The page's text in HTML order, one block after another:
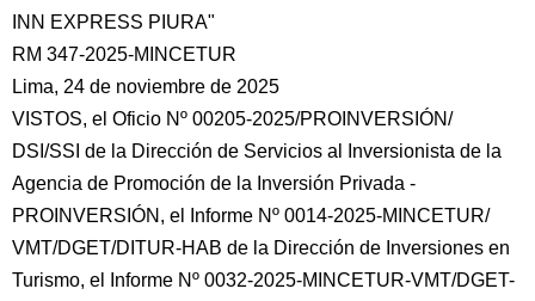
INN EXPRESS PIURA"
RM 347-2025-MINCETUR
Lima, 24 de noviembre de 2025
VISTOS, el Oficio Nº 00205-2025/PROINVERSIÓN/
DSI/SSI de la Dirección de Servicios al Inversionista de la
Agencia de Promoción de la Inversión Privada -
PROINVERSIÓN, el Informe Nº 0014-2025-MINCETUR/
VMT/DGET/DITUR-HAB de la Dirección de Inversiones en
Turismo, el Informe Nº 0032-2025-MINCETUR-VMT/DGET-